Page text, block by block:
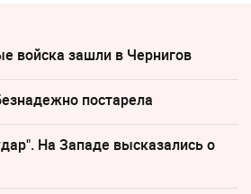
войска зашли в Чернигов
постарела
На Западе высказались о